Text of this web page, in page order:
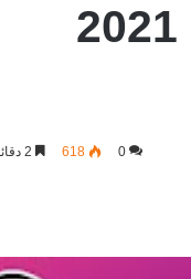
أفضل تطبيقات و ألعاب الأندرويد لسنة 2021
0
618